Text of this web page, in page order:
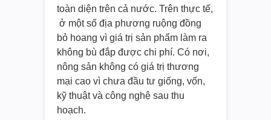
toàn diện trên cả nước. Trên thực tế,
ở một số địa phương ruộng đồng
bỏ hoang vì giá trị sản phẩm làm ra
không bù đắp được chi phí. Có nơi,
nông sản không có giá trị thương
mại cao vì chưa đầu tư giống, vốn,
kỹ thuật và công nghệ sau thu
hoạch.